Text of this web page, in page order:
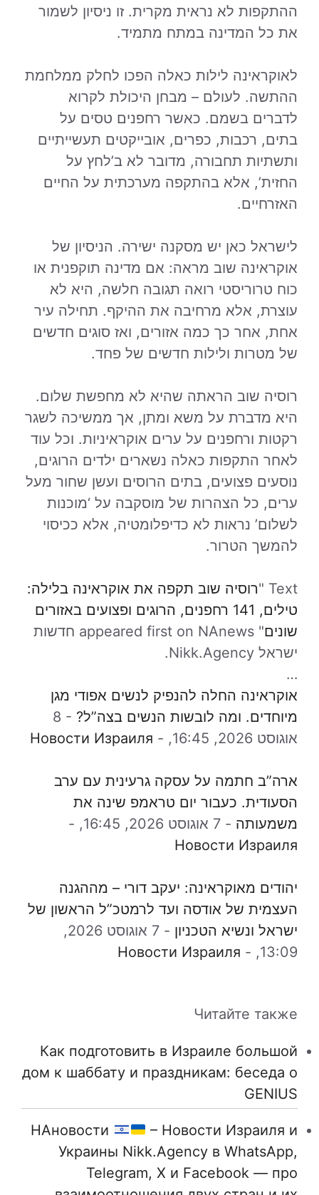
ההתקפות לא נראית מקרית. זו ניסיון לשמור
את כל המדינה במתח מתמיד.
לאוקראינה לילות כאלה הפכו לחלק ממלחמת
ההתשה. לעולם – מבחן היכולת לקרוא
לדברים בשמם. כאשר רחפנים טסים על
בתים, רכבות, כפרים, אובייקטים תעשייתיים
ותשתיות תחבורה, מדובר לא ב’לחץ על
החזית’, אלא בהתקפה מערכתית על החיים
האזרחיים.
לישראל כאן יש מסקנה ישירה. הניסיון של
אוקראינה שוב מראה: אם מדינה תוקפנית או
כוח טרוריסטי רואה תגובה חלשה, היא לא
עוצרת, אלא מרחיבה את ההיקף. תחילה עיר
אחת, אחר כך כמה אזורים, ואז סוגים חדשים
של מטרות ולילות חדשים של פחד.
רוסיה שוב הראתה שהיא לא מחפשת שלום.
היא מדברת על משא ומתן, אך ממשיכה לשגר
רקטות ורחפנים על ערים אוקראיניות. וכל עוד
לאחר התקפות כאלה נשארים ילדים הרוגים,
נוסעים פצועים, בתים הרוסים ועשן שחור מעל
ערים, כל הצהרות של מוסקבה על ‘מוכנות
לשלום’ נראות לא כדיפלומטיה, אלא ככיסוי
להמשך הטרור.
Text "
רוסיה שוב תקפה את אוקראינה בלילה:
טילים, 141 רחפנים, הרוגים ופצועים באזורים
שונים
" appeared first on NAnews חדשות
ישראל Nikk.Agency.
…
אוקראינה החלה להנפיק לנשים אפודי מגן
מיוחדים. ומה לובשות הנשים בצה”ל? -
8
אוגוסט 2026, 16:45,
-
Новости Израиля
ארה”ב חתמה על עסקה גרעינית עם ערב
הסעודית. כעבור יום טראמפ שינה את
משמעותה - 7 אוגוסט 2026, 16:45,
-
Новости Израиля
יהודים מאוקראינה: יעקב דורי – מההגנה
העצמית של אודסה ועד לרמטכ”ל הראשון של
ישראל ונשיא הטכניון -
7 אוגוסט 2026,
13:09,
-
Новости Израиля
Читайте также
Как подготовить в Израиле большой
дом к шаббату и праздникам: беседа о
GENIUS
НАновости
– Новости Израиля и
Украины Nikk.Agency в WhatsApp,
Telegram, X и Facebook — про